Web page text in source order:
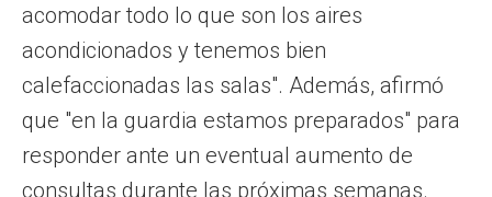
acomodar todo lo que son los aires
acondicionados y tenemos bien
calefaccionadas las salas". Además, afirmó
que "en la guardia estamos preparados" para
responder ante un eventual aumento de
consultas durante las próximas semanas.